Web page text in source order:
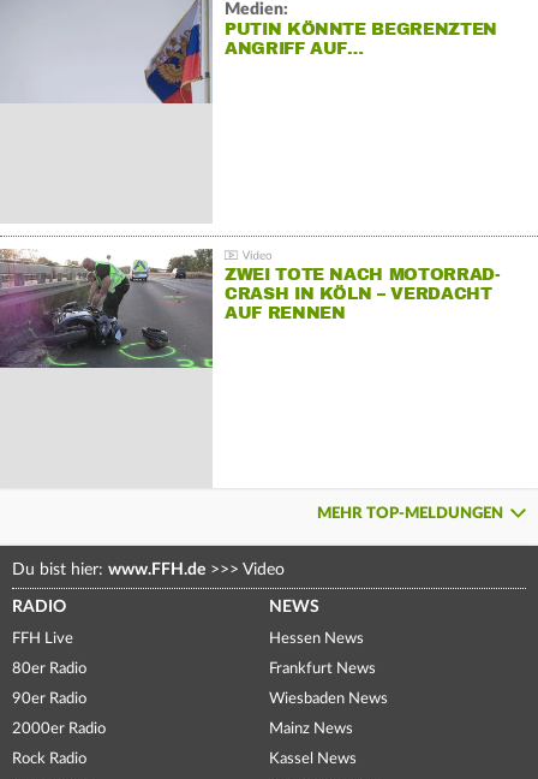
Medien:
PUTIN KÖNNTE BEGRENZTEN
ANGRIFF AUF…
ZWEI TOTE NACH MOTORRAD-
CRASH IN KÖLN – VERDACHT
AUF RENNEN
MEHR TOP-MELDUNGEN
Du bist hier: www.FFH.de >>> Video
RADIO
FFH Live
80er Radio
90er Radio
2000er Radio
Rock Radio
NEWS
Hessen News
Frankfurt News
Wiesbaden News
Mainz News
Kassel News